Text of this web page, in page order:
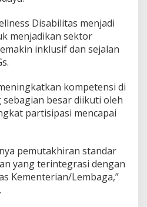
Disabilitas menjadi
menjadikan sektor
inklusif dan sejalan
kompetensi di
besar diikuti oleh
partisipasi mencapai
pemutakhiran standar
yang terintegrasi dengan
Kementerian/Lembaga,”